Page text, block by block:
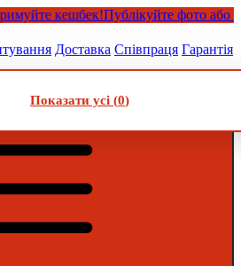
кешбек!Публікуйте фото або
Доставка Співпраця Гарантія
Показати усі (0)